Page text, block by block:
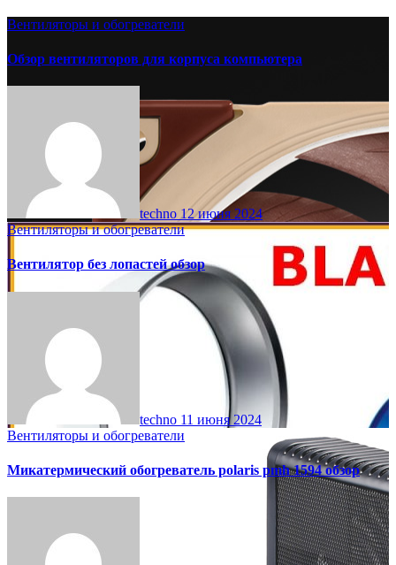
Вентиляторы и обогреватели
Обзор вентиляторов для корпуса компьютера
techno 12 июня 2024
Вентиляторы и обогреватели
Вентилятор без лопастей обзор
techno 11 июня 2024
Вентиляторы и обогреватели
Микатермический обогреватель polaris pmh 1594 обзор